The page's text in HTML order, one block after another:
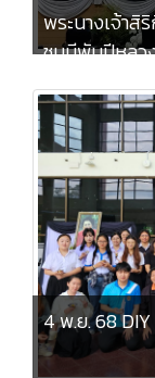
พระนางเจ้าสิ
ชนนีพันปีหลว
4 พ.ย. 68